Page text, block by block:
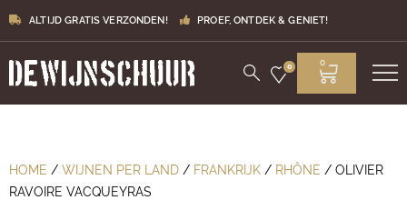
ALTIJD GRATIS VERZONDEN! PROEF, ONTDEK & GENIET!
0 0
HOME / WIJNEN PER LAND / FRANKRIJK / RHÔNE / OLIVIER
RAVOIRE VACQUEYRAS